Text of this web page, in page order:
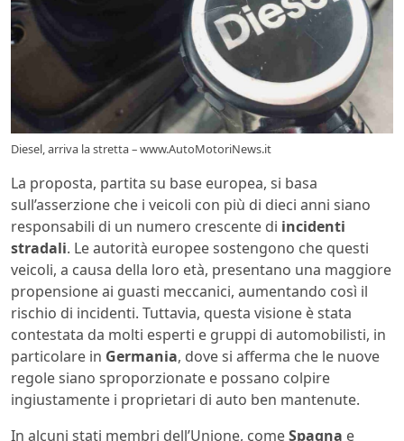
Diesel, arriva la stretta – www.AutoMotoriNews.it
La proposta, partita su base europea, si basa
sull’asserzione che i veicoli con più di dieci anni siano
responsabili di un numero crescente di incidenti
stradali. Le autorità europee sostengono che questi
veicoli, a causa della loro età, presentano una maggiore
propensione ai guasti meccanici, aumentando così il
rischio di incidenti. Tuttavia, questa visione è stata
contestata da molti esperti e gruppi di automobilisti, in
particolare in Germania, dove si afferma che le nuove
regole siano sproporzionate e possano colpire
ingiustamente i proprietari di auto ben mantenute.
In alcuni stati membri dell’Unione, comeSpagna e